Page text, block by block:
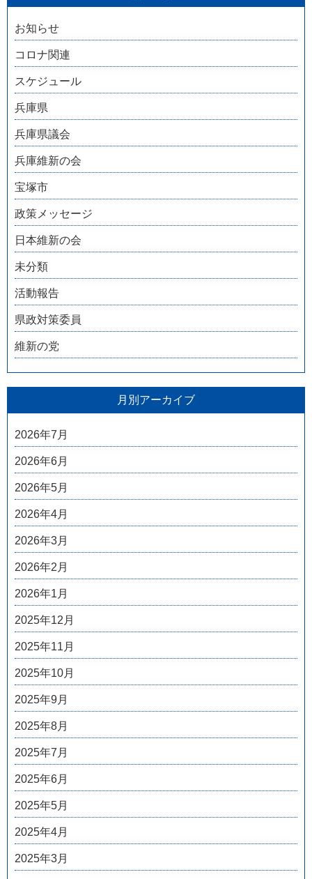
お知らせ
コロナ関連
スケジュール
兵庫県
兵庫県議会
兵庫維新の会
宝塚市
政策メッセージ
日本維新の会
未分類
活動報告
県政対策委員
維新の党
月別アーカイブ
2026年7月
2026年6月
2026年5月
2026年4月
2026年3月
2026年2月
2026年1月
2025年12月
2025年11月
2025年10月
2025年9月
2025年8月
2025年7月
2025年6月
2025年5月
2025年4月
2025年3月